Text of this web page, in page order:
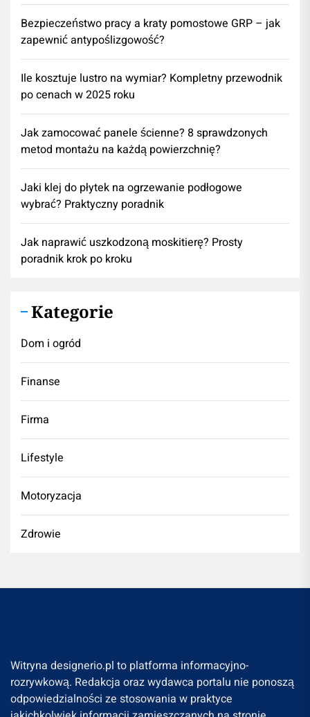
Bezpieczeństwo pracy a kraty pomostowe GRP – jak
zapewnić antypoślizgowość?
Ile kosztuje lustro na wymiar? Kompletny przewodnik
po cenach w 2025 roku
Jak zamocować panele ścienne? 8 sprawdzonych
metod montażu na każdą powierzchnię?
Jaki klej do płytek na ogrzewanie podłogowe
wybrać? Praktyczny poradnik
Jak naprawić uszkodzoną moskitierę? Prosty
poradnik krok po kroku
Kategorie
Dom i ogród
Finanse
Firma
Lifestyle
Motoryzacja
Zdrowie
Witryna designerio.pl to platforma informacyjno-
rozrywkową. Redakcja oraz wydawca portalu nie ponoszą
odpowiedzialności ze stosowania w praktyce